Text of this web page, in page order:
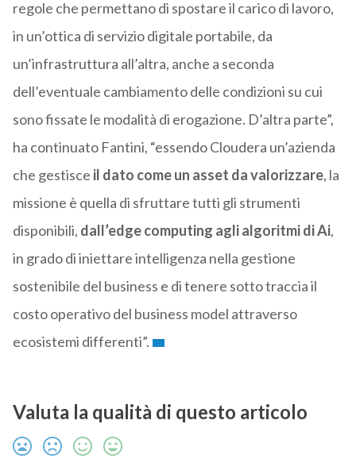
regole che permettano di spostare il carico di lavoro,
in un’ottica di servizio digitale portabile, da
un’infrastruttura all’altra, anche a seconda
dell’eventuale cambiamento delle condizioni su cui
sono fissate le modalità di erogazione. D’altra parte”,
ha continuato Fantini, “essendo Cloudera un’azienda
che gestisce il dato come un asset da valorizzare, la
missione è quella di sfruttare tutti gli strumenti
disponibili, dall’edge computing agli algoritmi di Ai,
in grado di iniettare intelligenza nella gestione
sostenibile del business e di tenere sotto traccia il
costo operativo del business model attraverso
ecosistemi differenti”.
Valuta la qualità di questo articolo